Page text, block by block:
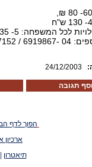
לכל המשפחה: 5- 35 ש"ח
04-6817152
24/12/2003
תגובה
הפוך לדף
ארכיון
תיאטרון